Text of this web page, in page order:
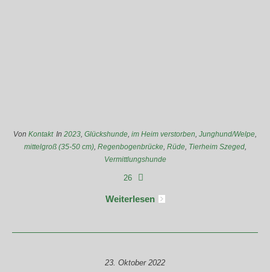
Von Kontakt In 2023 Glückshunde im Heim verstorben Junghund/Welpe
mittelgroß (35-50 cm), Regenbogenbrücke, Rüde, Tierheim Szeged,
Vermittlungshunde
26
Weiterlesen
23. Oktober 2022